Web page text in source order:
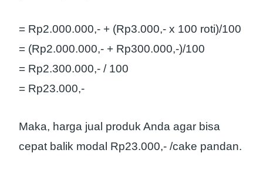
= Rp2.000.000,- + (Rp3.000,- x 100 roti)/100
= (Rp2.000.000,- + Rp300.000,-)/100
= Rp2.300.000,- / 100
= Rp23.000,-
Maka, harga jual produk Anda agar bisa
cepat balik modal Rp23.000,- /cake pandan.